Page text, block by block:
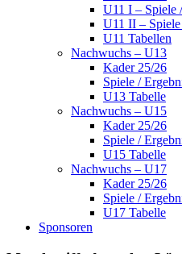
U11 I – Spiele
U11 II –
U11 Tabellen
Nachwuchs – U13
Kader 25/26
Spiele /
U13 Tabelle
Nachwuchs – U15
Kader 25/26
Spiele /
U15 Tabelle
Nachwuchs – U17
Kader 25/26
Spiele /
U17 Tabelle
Sponsoren